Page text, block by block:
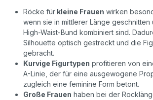
Röcke für kleine Frauen wirken
wenn sie in mittlerer Länge geschnitten
High-Waist-Bund kombiniert sind.
Silhouette optisch gestreckt und die
gebracht.
Kurvige Figurtypen profitieren von
A-Linie, der für eine ausgewogene
zugleich eine feminine Form betont.
Große Frauen haben bei der